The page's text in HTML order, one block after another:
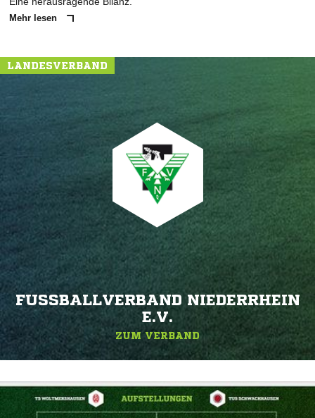
Mehr lesen
LANDESVERBAND
FUSSBALLVERBAND NIEDERRHEIN E
.V.
ZUM VERBAND